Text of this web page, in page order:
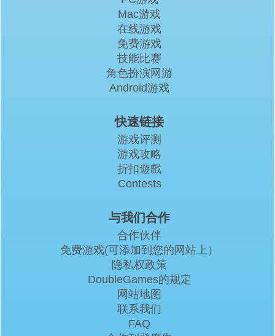
Mac游戏
在线游戏
免费游戏
技能比赛
角色扮演网游
Android游戏
快速链接
游戏评测
游戏攻略
折扣遊戲
Contests
与我们合作
合作伙伴
免费游戏(可添加到您的网站上）
隐私权政策
DoubleGames的规定
网站地图
联系我们
FAQ